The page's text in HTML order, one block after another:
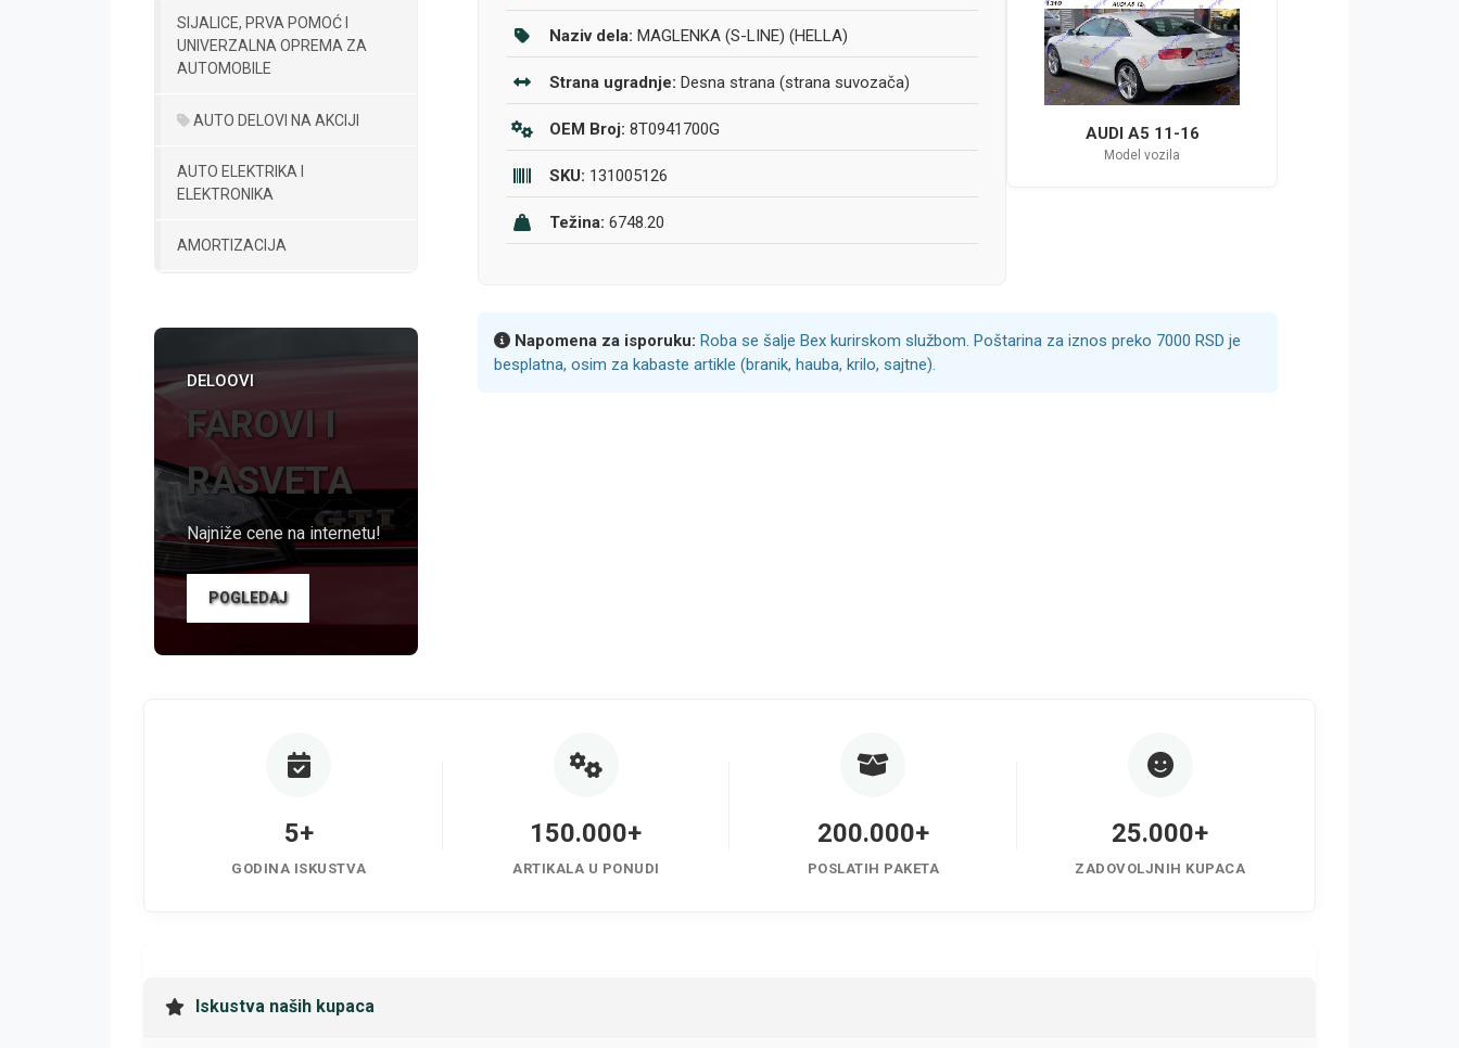
SIJALICE, PRVA POMOĆ I
UNIVERZALNA OPREMA ZA
AUTOMOBILE
AUTO DELOVI NA AKCIJI
AUTO ELEKTRIKA I
ELEKTRONIKA
AMORTIZACIJA
DELOOVI
FAROVI I
RASVETA
Najniže cene na internetu!
POGLEDAJ
Naziv dela: MAGLENKA (S-LINE) (HELLA)
Strana ugradnje: Desna strana (strana suvozača)
OEM Broj: 8T0941700G
SKU: 131005126
Težina: 6748.20
AUDI A5 11-16
Model vozila
Napomena za isporuku: Roba se šalje Bex kurirskom službom. Poštarina za iznos preko 7000 RSD je
besplatna, osim za kabaste artikle (branik, hauba, krilo, sajtne).
5+
GODINA ISKUSTVA
150.000+
ARTIKALA U PONUDI
200.000+
POSLATIH PAKETA
25.000+
ZADOVOLJNIH KUPACA
Iskustva naših kupaca